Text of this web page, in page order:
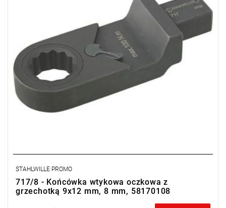
STAHLWILLE PROMO
717/8 - Końcówka wtykowa oczkowa z
grzechotką 9x12 mm, 8 mm, 58170108